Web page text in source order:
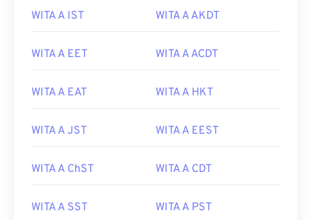
WITA A IST WITA A AKDT
WITA A EET WITA A ACDT
WITA A EAT WITA A HKT
WITA A JST WITA A EEST
WITA A ChST WITA A CDT
WITA A SST WITA A PST